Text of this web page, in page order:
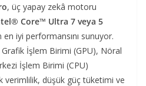
, üç yapay zekâ motoru
Core™ Ultra 7 veya 5
en iyi performansını sunuyor.
İşlem Birimi (GPU), Nöral
İşlem Birimi (CPU)
verimlilik, düşük güç tüketimi ve